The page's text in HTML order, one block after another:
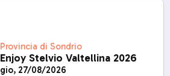
Provincia di Sondrio
Enjoy Stelvio Valtellina 2026
gio, 27/08/2026